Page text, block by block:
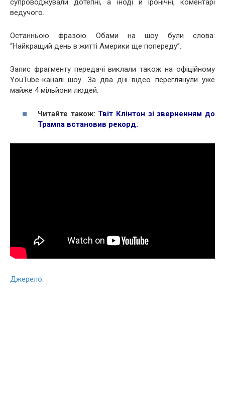
супроводжували дотепні, а іноді й іронічні, коментарі
ведучого.
Останньою фразою Обами на шоу були слова:
“Найкращий день в житті Америки ще попереду”.
Запис фрагменту передачі виклали також на офіційному
YouTube-каналі шоу. За два дні відео переглянули уже
майже 4 мільйони людей.
Читайте також: Твіт Клінтон зі зверненням до
Трампа встановив рекорд.
Джерело.